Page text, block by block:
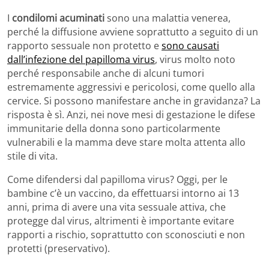
I condilomi acuminatisono una malattia venerea,
perché la diffusione avviene soprattutto a seguito di un
rapporto sessuale non protetto esono causati
dall’infezione del papilloma virus, virus molto noto
perché responsabile anche di alcuni tumori
estremamente aggressivi e pericolosi, come quello alla
cervice. Si possono manifestare anche in gravidanza? La
risposta è sì. Anzi, nei nove mesi di gestazione le difese
immunitarie della donna sono particolarmente
vulnerabili e la mamma deve stare molta attenta allo
stile di vita.
Come difendersi dal papilloma virus? Oggi, per le
bambine c’è un vaccino, da effettuarsi intorno ai 13
anni, prima di avere una vita sessuale attiva, che
protegge dal virus, altrimenti è importante evitare
rapporti a rischio, soprattutto con sconosciuti e non
protetti (preservativo).